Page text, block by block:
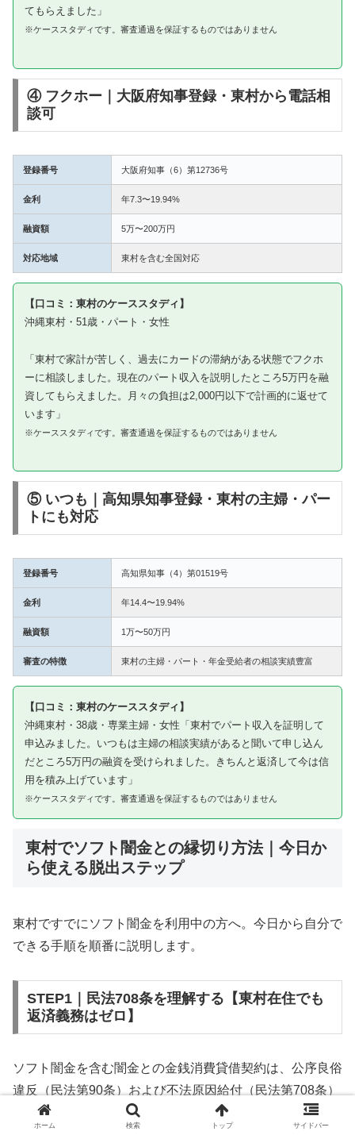
てもらえました」
※ケーススタディです。審査通過を保証するものではありません
④ フクホー｜大阪府知事登録・東村から電話相
談可
登録番号 大阪府知事（6）第12736号
金利 年7.3〜19.94%
融資額 5万〜200万円
対応地域 東村を含む全国対応
【口コミ：東村のケーススタディ】
沖縄東村・51歳・パート・女性
「東村で家計が苦しく、過去にカードの滞納がある状態でフクホ
ーに相談しました。現在のパート収入を説明したところ5万円を融
資してもらえました。月々の負担は2,000円以下で計画的に返せて
います」
※ケーススタディです。審査通過を保証するものではありません
⑤ いつも｜高知県知事登録・東村の主婦・パー
トにも対応
登録番号 高知県知事（4）第01519号
金利 年14.4〜19.94%
融資額 1万〜50万円
審査の特徴 東村の主婦・パート・年金受給者の相談実績豊富
【口コミ：東村のケーススタディ】
沖縄東村・38歳・専業主婦・女性「東村でパート収入を証明して
申込みました。いつもは主婦の相談実績があると聞いて申し込ん
だところ5万円の融資を受けられました。きちんと返済して今は信
用を積み上げています」
※ケーススタディです。審査通過を保証するものではありません
東村でソフト闇金との縁切り方法｜今日か
ら使える脱出ステップ
東村ですでにソフト闇金を利用中の方へ。今日から自分で
できる手順を順番に説明します。
STEP1｜民法708条を理解する【東村在住でも
返済義務はゼロ】
ソフト闇金を含む闇金との金銭消費貸借契約は、公序良俗
違反（民法第90条）および不法原因給付（民法第708条）
に該当するため、法的には無効です。東村在住であっても
ホーム 検索 トップ サイドバー